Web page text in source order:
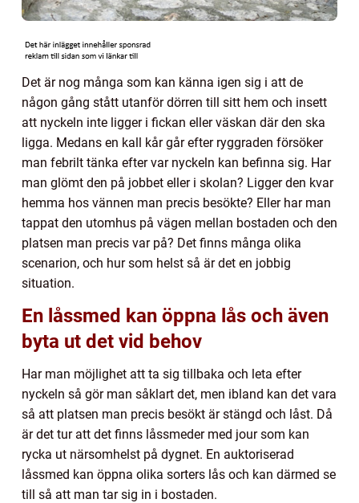
Det är nog många som kan känna igen sig i att de
någon gång stått utanför dörren till sitt hem och insett
att nyckeln inte ligger i fickan eller väskan där den ska
ligga. Medans en kall kår går efter ryggraden försöker
man febrilt tänka efter var nyckeln kan befinna sig. Har
man glömt den på jobbet eller i skolan? Ligger den kvar
hemma hos vännen man precis besökte? Eller har man
tappat den utomhus på vägen mellan bostaden och den
platsen man precis var på? Det finns många olika
scenarion, och hur som helst så är det en jobbig
situation.
En låssmed kan öppna lås och även
byta ut det vid behov
Har man möjlighet att ta sig tillbaka och leta efter
nyckeln så gör man såklart det, men ibland kan det vara
så att platsen man precis besökt är stängd och låst. Då
är det tur att det finns låssmeder med jour som kan
rycka ut närsomhelst på dygnet. En auktoriserad
låssmed kan öppna olika sorters lås och kan därmed se
till så att man tar sig in i bostaden.